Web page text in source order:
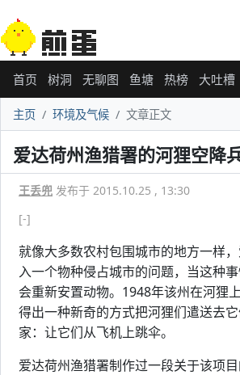
首页 树洞 无聊图 鱼塘 热榜 大吐槽
主页 环境及气候 文章正文
爱达荷州渔猎署的河狸空降
王丢兜 发布于 2015.10.25 , 13:30
[-]
就像大多数农村包围城市的地方一样
入一个物种侵占城市的问题，当这种
会重新安置动物。1948年该州在河狸
得出一种新奇的方式把河狸们遣送去
家：让它们从飞机上跳伞。
爱达荷州渔猎署制作过一段关于该项